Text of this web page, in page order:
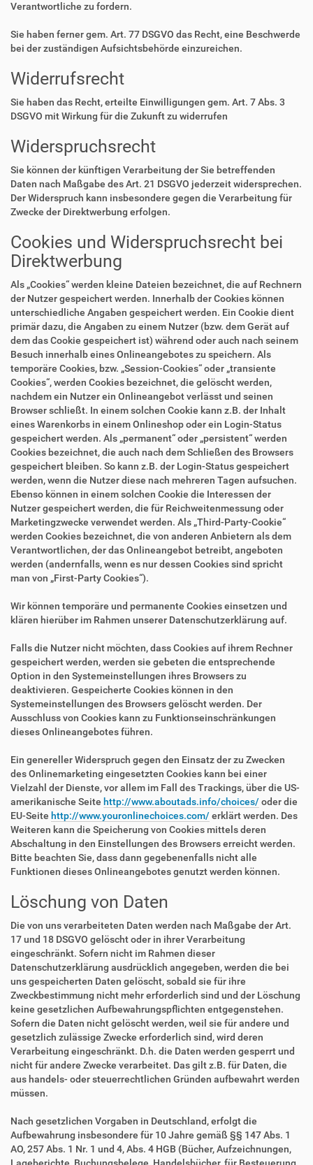
Verantwortliche zu fordern.
Sie haben ferner gem. Art. 77 DSGVO das Recht, eine Beschwerde
bei der zuständigen Aufsichtsbehörde einzureichen.
Widerrufsrecht
Sie haben das Recht, erteilte Einwilligungen gem. Art. 7 Abs. 3
DSGVO mit Wirkung für die Zukunft zu widerrufen
Widerspruchsrecht
Sie können der künftigen Verarbeitung der Sie betreffenden
Daten nach Maßgabe des Art. 21 DSGVO jederzeit widersprechen.
Der Widerspruch kann insbesondere gegen die Verarbeitung für
Zwecke der Direktwerbung erfolgen.
Cookies und Widerspruchsrecht bei
Direktwerbung
Als „Cookies“ werden kleine Dateien bezeichnet, die auf Rechnern
der Nutzer gespeichert werden. Innerhalb der Cookies können
unterschiedliche Angaben gespeichert werden. Ein Cookie dient
primär dazu, die Angaben zu einem Nutzer (bzw. dem Gerät auf
dem das Cookie gespeichert ist) während oder auch nach seinem
Besuch innerhalb eines Onlineangebotes zu speichern. Als
temporäre Cookies, bzw. „Session-Cookies“ oder „transiente
Cookies“, werden Cookies bezeichnet, die gelöscht werden,
nachdem ein Nutzer ein Onlineangebot verlässt und seinen
Browser schließt. In einem solchen Cookie kann z.B. der Inhalt
eines Warenkorbs in einem Onlineshop oder ein Login-Status
gespeichert werden. Als „permanent“ oder „persistent“ werden
Cookies bezeichnet, die auch nach dem Schließen des Browsers
gespeichert bleiben. So kann z.B. der Login-Status gespeichert
werden, wenn die Nutzer diese nach mehreren Tagen aufsuchen.
Ebenso können in einem solchen Cookie die Interessen der
Nutzer gespeichert werden, die für Reichweitenmessung oder
Marketingzwecke verwendet werden. Als „Third-Party-Cookie“
werden Cookies bezeichnet, die von anderen Anbietern als dem
Verantwortlichen, der das Onlineangebot betreibt, angeboten
werden (andernfalls, wenn es nur dessen Cookies sind spricht
man von „First-Party Cookies“).
Wir können temporäre und permanente Cookies einsetzen und
klären hierüber im Rahmen unserer Datenschutzerklärung auf.
Falls die Nutzer nicht möchten, dass Cookies auf ihrem Rechner
gespeichert werden, werden sie gebeten die entsprechende
Option in den Systemeinstellungen ihres Browsers zu
deaktivieren. Gespeicherte Cookies können in den
Systemeinstellungen des Browsers gelöscht werden. Der
Ausschluss von Cookies kann zu Funktionseinschränkungen
dieses Onlineangebotes führen.
Ein genereller Widerspruch gegen den Einsatz der zu Zwecken
des Onlinemarketing eingesetzten Cookies kann bei einer
Vielzahl der Dienste, vor allem im Fall des Trackings, über die US-
amerikanische Seite http://www.aboutads.info/choices/ oder die
EU-Seite http://www.youronlinechoices.com/ erklärt werden. Des
Weiteren kann die Speicherung von Cookies mittels deren
Abschaltung in den Einstellungen des Browsers erreicht werden.
Bitte beachten Sie, dass dann gegebenenfalls nicht alle
Funktionen dieses Onlineangebotes genutzt werden können.
Löschung von Daten
Die von uns verarbeiteten Daten werden nach Maßgabe der Art.
17 und 18 DSGVO gelöscht oder in ihrer Verarbeitung
eingeschränkt. Sofern nicht im Rahmen dieser
Datenschutzerklärung ausdrücklich angegeben, werden die bei
uns gespeicherten Daten gelöscht, sobald sie für ihre
Zweckbestimmung nicht mehr erforderlich sind und der Löschung
keine gesetzlichen Aufbewahrungspflichten entgegenstehen.
Sofern die Daten nicht gelöscht werden, weil sie für andere und
gesetzlich zulässige Zwecke erforderlich sind, wird deren
Verarbeitung eingeschränkt. D.h. die Daten werden gesperrt und
nicht für andere Zwecke verarbeitet. Das gilt z.B. für Daten, die
aus handels- oder steuerrechtlichen Gründen aufbewahrt werden
müssen.
Nach gesetzlichen Vorgaben in Deutschland, erfolgt die
Aufbewahrung insbesondere für 10 Jahre gemäß §§ 147 Abs. 1
AO, 257 Abs. 1 Nr. 1 und 4, Abs. 4 HGB (Bücher, Aufzeichnungen,